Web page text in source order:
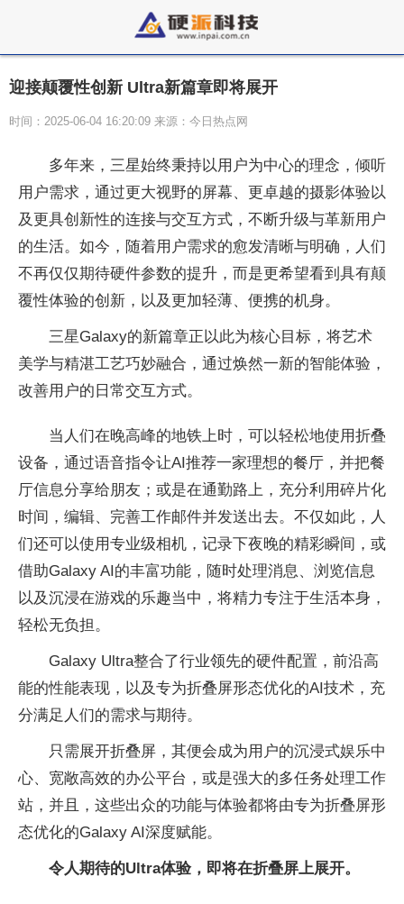
迎接颠覆性创新 Ultra新篇章即将展开
时间：2025-06-04 16:20:09 来源：今日热点网
多年来，三星始终秉持以用户为中心的理念，倾听
用户需求，通过更大视野的屏幕、更卓越的摄影体验以
及更具创新性的连接与交互方式，不断升级与革新用户
的生活。如今，随着用户需求的愈发清晰与明确，人们
不再仅仅期待硬件参数的提升，而是更希望看到具有颠
覆性体验的创新，以及更加轻薄、便携的机身。
三星Galaxy的新篇章正以此为核心目标，将艺术
美学与精湛工艺巧妙融合，通过焕然一新的智能体验，
改善用户的日常交互方式。
当人们在晚高峰的地铁上时，可以轻松地使用折叠
设备，通过语音指令让AI推荐一家理想的餐厅，并把餐
厅信息分享给朋友；或是在通勤路上，充分利用碎片化
时间，编辑、完善工作邮件并发送出去。不仅如此，人
们还可以使用专业级相机，记录下夜晚的精彩瞬间，或
借助Galaxy AI的丰富功能，随时处理消息、浏览信息
以及沉浸在游戏的乐趣当中，将精力专注于生活本身，
轻松无负担。
Galaxy Ultra整合了行业领先的硬件配置，前沿高
能的性能表现，以及专为折叠屏形态优化的AI技术，充
分满足人们的需求与期待。
只需展开折叠屏，其便会成为用户的沉浸式娱乐中
心、宽敞高效的办公平台，或是强大的多任务处理工作
站，并且，这些出众的功能与体验都将由专为折叠屏形
态优化的Galaxy AI深度赋能。
令人期待的Ultra体验，即将在折叠屏上展开。